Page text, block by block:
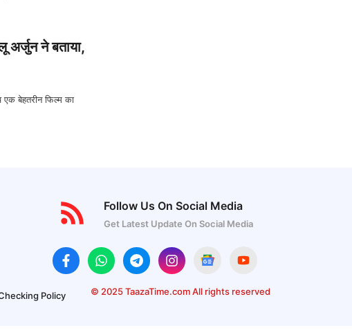
ने बताया,
बेहतरीन फिल्म का
Follow Us On Social Media
Get Latest Update On Social Media
Policy © 2025 TaazaTime.com All rights reserved